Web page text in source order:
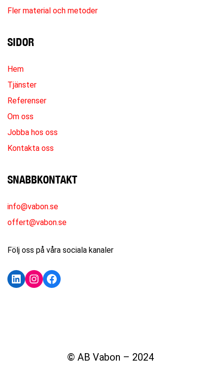
Fler material och metoder
SIDOR
Hem
Tjänster
Referenser
Om oss
Jobba hos oss
Kontakta oss
SNABBKONTAKT
info@vabon.se
offert@vabon.se
Följ oss på våra sociala kanaler
LinkedIn
Instagram
Facebook
© AB Vabon – 2024